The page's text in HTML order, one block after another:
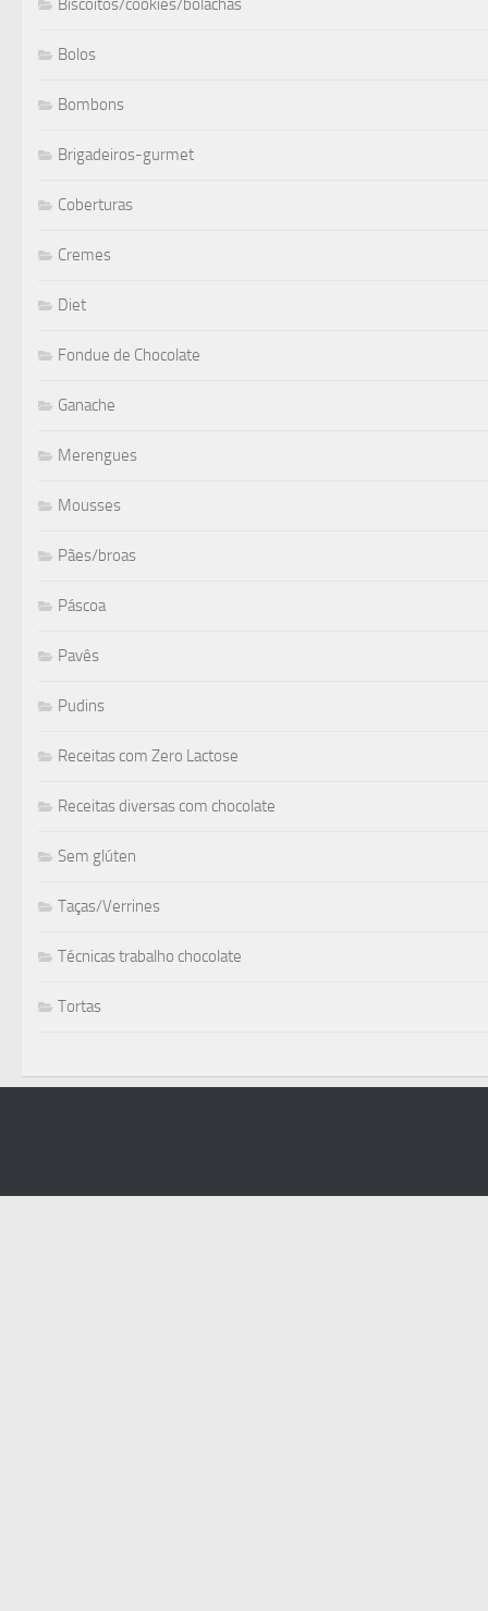
Biscoitos/cookies/bolachas
Bolos
Bombons
Brigadeiros-gurmet
Coberturas
Cremes
Diet
Fondue de Chocolate
Ganache
Merengues
Mousses
Pães/broas
Páscoa
Pavês
Pudins
Receitas com Zero Lactose
Receitas diversas com chocolate
Sem glúten
Taças/Verrines
Técnicas trabalho chocolate
Tortas